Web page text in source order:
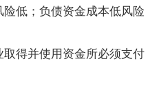
低；负债资金成本低风险
得并使用资金所必须支付